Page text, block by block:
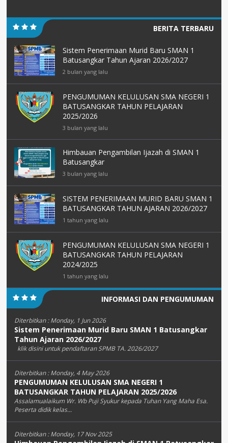
BERITA TERBARU
Sistem Penerimaan Murid Baru SMAN 1
Batusangkar Tahun Ajaran 2026/2027
2 bulan yang lalu
PENGUMUMAN KELULUSAN SMA NEGERI 1
BATUSANGKAR TAHUN PELAJARAN
2025/2026
3 bulan yang lalu
Himbauan Pengambilan Ijazah di SMAN 1
Batusangkar
3 bulan yang lalu
SISTEM PENERIMAAN MURID BARU SMAN 1
BATUSANGKAR TAHUN AJARAN 2026/2027
1 tahun yang lalu
PENGUMUMAN KELULUSAN SMA NEGERI 1
BATUSANGKAR TAHUN PELAJARAN
2024/2025
1 tahun yang lalu
INFORMASI DAN PENGUMUMAN
Diterbitkan :Monday, 1 Jun 2026
Sistem Penerimaan Murid Baru SMAN 1 Batusangkar
Tahun Ajaran 2026/2027
klik disini untuk pendaftaran SPMB TA. 2026/2027
Diterbitkan :Monday, 4 May 2026
PENGUMUMAN KELULUSAN SMA NEGERI 1
BATUSANGKAR TAHUN PELAJARAN 2025/2026
Assalamualaikum Wr. Wb Puji Syukur kepada Tuhan Yang Maha Esa.
Peserta didik kelas...
Diterbitkan :Monday, 17 Nov 2025